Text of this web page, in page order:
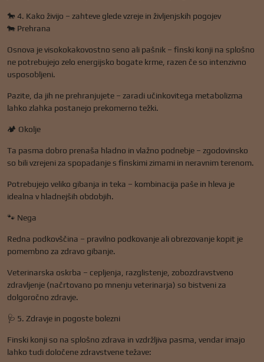
🐎 4. Kako živijo – zahteve glede vzreje in življenjskih pogojev
🐄 Prehrana
Osnova je visokokakovostno seno ali pašnik – finski konji na splošno
ne potrebujejo zelo energijsko bogate krme, razen če so intenzivno
usposobljeni.
Pazite, da jih ne prehranjujete – zaradi učinkovitega metabolizma
lahko zlahka postanejo prekomerno težki.
🏕️ Okolje
Ta pasma dobro prenaša hladno in vlažno podnebje – zgodovinsko
so bili vzrejeni za spopadanje s finskimi zimami in neravnim terenom.
Potrebujejo veliko gibanja in teka – kombinacija paše in hleva je
idealna v hladnejših obdobjih.
🐾 Nega
Redna podkovščina – pravilno podkovanje ali obrezovanje kopit je
pomembno za zdravo gibanje.
Veterinarska oskrba – cepljenja, razglistenje, zobozdravstveno
zdravljenje (načrtovano po mnenju veterinarja) so bistveni za
dolgoročno zdravje.
🩺 5. Zdravje in pogoste bolezni
Finski konji so na splošno zdrava in vzdržljiva pasma, vendar imajo
lahko tudi določene zdravstvene težave: